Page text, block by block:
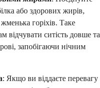
або здорових жирів,
горіхів. Таке
відчувати ситість довше та
запобігаючи нічним
: Якщо ви віддаєте перевагу